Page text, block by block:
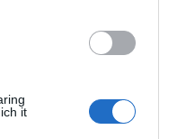
it